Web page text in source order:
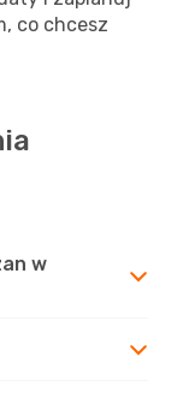
co chcesz
w